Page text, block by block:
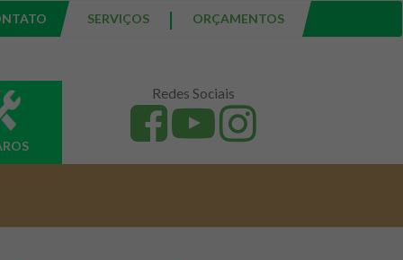
SERVIÇOS | ORÇAMENTOS
Redes Sociais